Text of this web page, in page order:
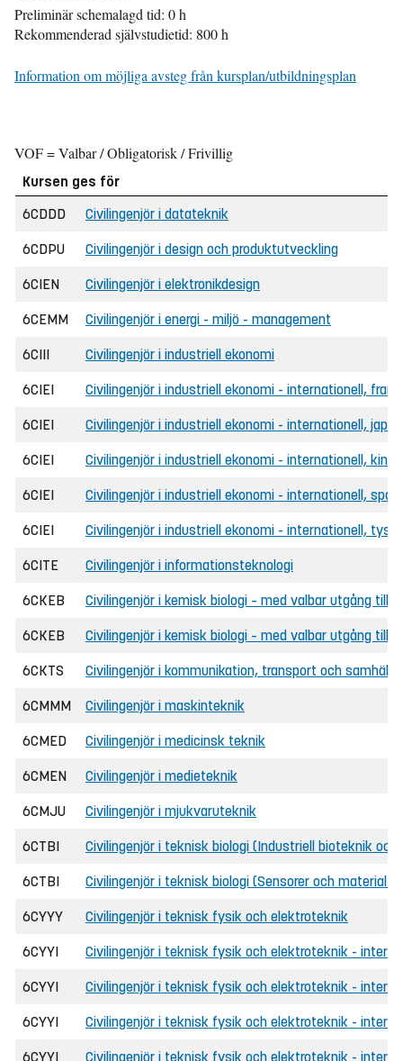
Preliminär schemalagd tid: 0 h
Rekommenderad självstudietid: 800 h
Information om möjliga avsteg från kursplan/utbildningsplan
VOF = Valbar / Obligatorisk / Frivillig
Kursen ges för
6CDDD
Civilingenjör i datateknik
6CDPU Civilingenjör i design och produktutveckling
6CIEN Civilingenjör i elektronikdesign
6CEMM Civilingenjör i energi - miljö - management
6CIII Civilingenjör i industriell ekonomi
6CIEI Civilingenjör i industriell ekonomi - internationell,
6CIEI Civilingenjör i industriell ekonomi - internationell,
6CIEI Civilingenjör i industriell ekonomi - internationell,
6CIEI Civilingenjör i industriell ekonomi - internationell,
6CIEI Civilingenjör i industriell ekonomi - internationell, tyska
6CITE Civilingenjör i informationsteknologi
6CKEB Civilingenjör i kemisk biologi – med valbar utgång till
6CKEB Civilingenjör i kemisk biologi – med valbar utgång till
6CKTS Civilingenjör i kommunikation, transport och samhälle
6CMMM Civilingenjör i maskinteknik
6CMED Civilingenjör i medicinsk teknik
6CMEN Civilingenjör i medieteknik
6CMJU Civilingenjör i mjukvaruteknik
6CTBI Civilingenjör i teknisk biologi (Industriell bioteknik och
6CTBI Civilingenjör i teknisk biologi (Sensorer och material i
6CYYY Civilingenjör i teknisk fysik och elektroteknik
6CYYI Civilingenjör i teknisk fysik och elektroteknik -
6CYYI Civilingenjör i teknisk fysik och elektroteknik -
6CYYI Civilingenjör i teknisk fysik och elektroteknik -
6CYYI Civilingenjör i teknisk fysik och elektroteknik -